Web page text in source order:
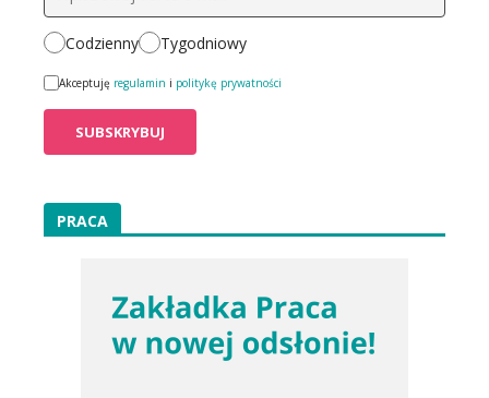
Codzienny Tygodniowy
Akceptuję regulamin i politykę prywatności
PRACA